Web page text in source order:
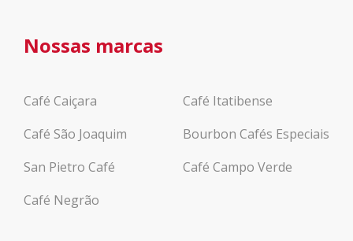
Nossas marcas
Café Caiçara
Café São Joaquim
San Pietro Café
Café Negrão
Café Itatibense
Bourbon Cafés Especiais
Café Campo Verde